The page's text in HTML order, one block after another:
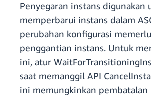
Penyegaran instans digunakan
memperbarui instans dalam
perubahan konfigurasi
penggantian instans. Untuk
ini, atur
saat memanggil API
ini memungkinkan pembatalan